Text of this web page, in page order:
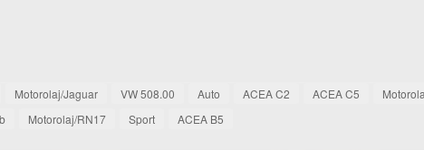
Motorolaj/Jaguar VW 508.00 Auto ACEA C2 ACEA C5
Motorolaj/RN17 Sport ACEA B5